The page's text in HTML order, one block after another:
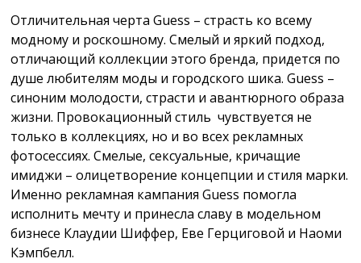
Отличительная черта Guess – страсть ко всему
модному и роскошному. Смелый и яркий подход,
отличающий коллекции этого бренда, придется по
душе любителям моды и городского шика. Guess –
синоним молодости, страсти и авантюрного образа
жизни. Провокационный стиль чувствуется не
только в коллекциях, но и во всех рекламных
фотосессиях. Смелые, сексуальные, кричащие
имиджи – олицетворение концепции и стиля марки.
Именно рекламная кампания Guess помогла
исполнить мечту и принесла славу в модельном
бизнесе Клаудии Шиффер, Еве Герциговой и Наоми
Кэмпбелл.